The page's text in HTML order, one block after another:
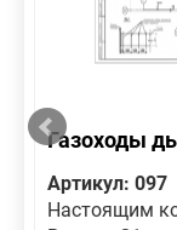
Газоходы
Артикул: 097
Настоящим